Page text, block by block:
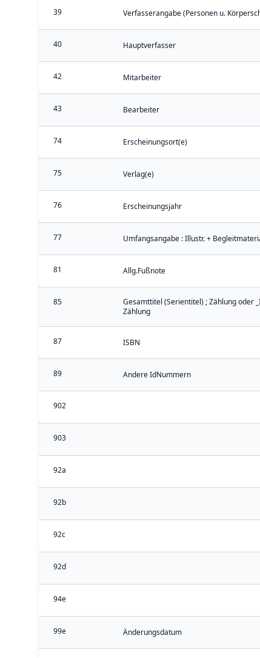
39 Verfasserangabe (Personen u.
40 Hauptverfasser
42 Mitarbeiter
43 Bearbeiter
74 Erscheinungsort(e)
75 Verlag(e)
76 Erscheinungsjahr
77 Umfangsangabe : Illustr. +
81 Allg.Fußnote
85
Gesamttitel (Serientitel) ; Zählung oder
Zählung
87 ISBN
89 Andere IdNummern
902
903
92a
92b
92c
92d
94e
99e Änderungsdatum